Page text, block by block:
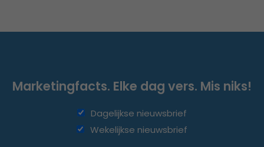
Marketingfacts. Elke dag vers. Mis niks!
Dagelijkse nieuwsbrief
Wekelijkse nieuwsbrief